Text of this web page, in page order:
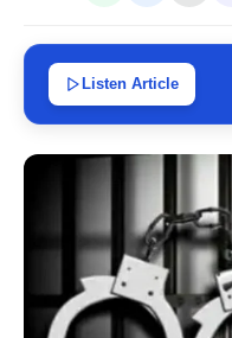
Listen Article